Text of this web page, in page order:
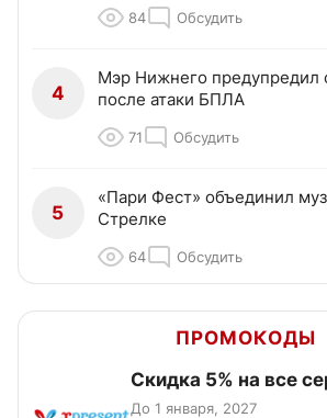
84 Обсудить
4
Мэр Нижнего предупредил
после атаки БПЛА
71 Обсудить
5
«Пари Фест» объединил
Стрелке
64 Обсудить
ПРОМОКОДЫ
Скидка 5% на все
До 1 января, 2027